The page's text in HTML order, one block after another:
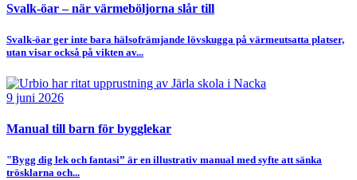
Svalk-öar – när värmeböljorna slår till
Svalk-öar ger inte bara hälsofrämjande lövskugga på värmeutsatta platser,
utan visar också på vikten av...
9 juni 2026
Manual till barn för bygglekar
"Bygg dig lek och fantasi” är en illustrativ manual med syfte att sänka
trösklarna och...